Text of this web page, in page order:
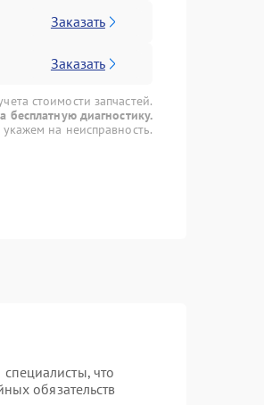
Заказать
Заказать
стоимости запчастей.
бесплатную диагностику.
на неисправность.
что
обязательств